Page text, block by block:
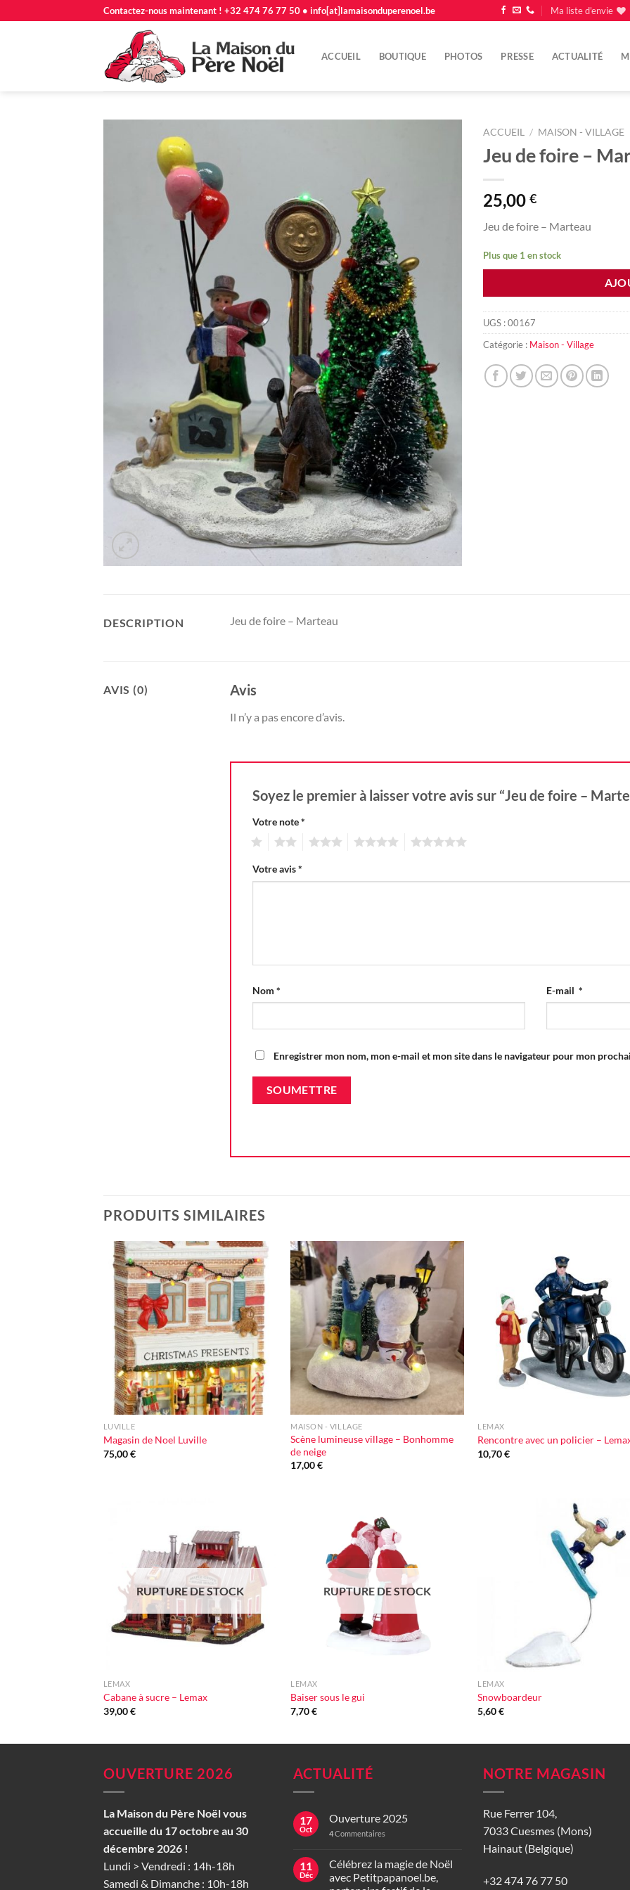
au
Contactez-nous maintenant ! +32 474 76 77 50 • info[at]lamaisonduperenoel.be Ma liste d'envie
ACCUEIL BOUTIQUE PHOTOS PRESSE ACTUALITÉ
ACCUEIL / MAISON - VILLAGE
Jeu de foire –
25,00 €
Jeu de foire – Marteau
Plus que 1 en stock
UGS :00167
Catégorie : Maison - Village
DESCRIPTION Jeu de foire – Marteau
AVIS (0) Avis
Il n’y a pas encore d’avis.
Soyez le premier à laisser votre avis sur “Jeu de foire –
Votre note*
Votre avis*
Nom * E-mail *
Enregistrer mon nom, mon e-mail et mon site dans le navigateur pour mon
PRODUITS SIMILAIRES
Ajouter
à la liste
d'envie
+
LUVILLE
Magasin de Noel Luville
75,00€
Ajouter
à la liste
d'envie
MAISON - VILLAGE
Scène lumineuse village – Bonhomme
de neige
17,00€
LEMAX
Rencontre avec un policier –
10,70€
Ajouter
à la liste
d'envie
RUPTURE DE STOCK
LEMAX
Cabane à sucre – Lemax
39,00€
RUPTURE DE STOCK
LEMAX
Baiser sous le gui
7,70€
à la
LEMAX
Snowboardeur
5,60€
OUVERTURE 2026
La Maison du Père Noël vous
accueille du 17 octobre au 30
décembre 2026 !
Lundi > Vendredi : 14h-18h
Samedi & Dimanche : 10h-18h
ACTUALITÉ
17
Oct
Ouverture 2025
4Commentaires
11
Déc
Célébrez la magie de Noël
avec Petitpapanoel.be,
NOTRE MAGASIN
Rue Ferrer 104,
7033 Cuesmes (Mons)
Hainaut (Belgique)
+32 474 76 77 50